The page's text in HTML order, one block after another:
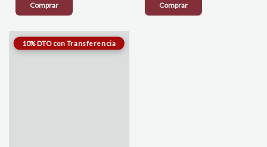
Comprar Comprar